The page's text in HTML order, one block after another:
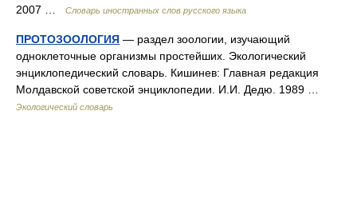
2007 …
Словарь иностранных слов русского языка
ПРОТОЗООЛОГИЯ — раздел зоологии, изучающий
одноклеточные организмы простейших. Экологический
энциклопедический словарь. Кишинев: Главная редакция
Молдавской советской энциклопедии. И.И. Дедю. 1989 …
Экологический словарь